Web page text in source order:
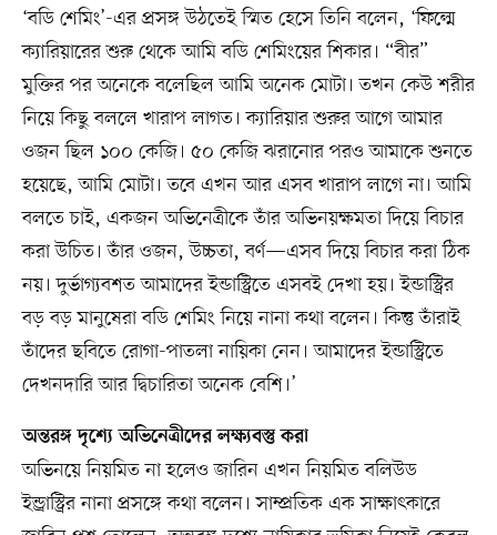
‘বডি শেমিং’-এর প্রসঙ্গ উঠতেই স্মিত হেসে তিনি বলেন, ‘ফিল্মে
ক্যারিয়ারের শুরু থেকে আমি বডি শেমিংয়ের শিকার। “বীর”
মুক্তির পর অনেকে বলেছিল আমি অনেক মোটা। তখন কেউ শরীর
নিয়ে কিছু বললে খারাপ লাগত। ক্যারিয়ার শুরুর আগে আমার
ওজন ছিল ১০০ কেজি। ৫০ কেজি ঝরানোর পরও আমাকে শুনতে
হয়েছে, আমি মোটা। তবে এখন আর এসব খারাপ লাগে না। আমি
বলতে চাই, একজন অভিনেত্রীকে তাঁর অভিনয়ক্ষমতা দিয়ে বিচার
করা উচিত। তাঁর ওজন, উচ্চতা, বর্ণ—এসব দিয়ে বিচার করা ঠিক
নয়। দুর্ভাগ্যবশত আমাদের ইন্ডাস্ট্রিতে এসবই দেখা হয়। ইন্ডাস্ট্রির
বড় বড় মানুষেরা বডি শেমিং নিয়ে নানা কথা বলেন। কিন্তু তাঁরাই
তাঁদের ছবিতে রোগা-পাতলা নায়িকা নেন। আমাদের ইন্ডাস্ট্রিতে
দেখনদারি আর দ্বিচারিতা অনেক বেশি।’
অন্তরঙ্গ দৃশ্যে অভিনেত্রীদের লক্ষ্যবস্তু করা
অভিনয়ে নিয়মিত না হলেও জারিন এখন নিয়মিত বলিউড
ইন্ড্রাস্ট্রির নানা প্রসঙ্গে কথা বলেন। সাম্প্রতিক এক সাক্ষাৎকারে